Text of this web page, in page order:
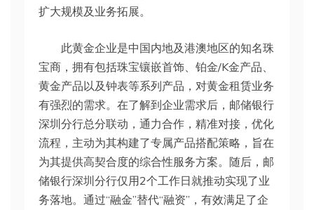
扩大规模及业务拓展。
此黄金企业是中国内地及港澳地区的知名珠
宝商，拥有包括珠宝镶嵌首饰、铂金/K金产品、
黄金产品以及钟表等系列产品，对黄金租赁业务
有强烈的需求。在了解到企业需求后，邮储银行
深圳分行总分联动，通力合作，精准对接，优化
流程，主动为其构建了专属产品搭配策略，旨在
为其提供高契合度的综合性服务方案。随后，邮
储银行深圳分行仅用2个工作日就推动实现了业
务落地。通过“融金”替代“融资”，有效满足了企